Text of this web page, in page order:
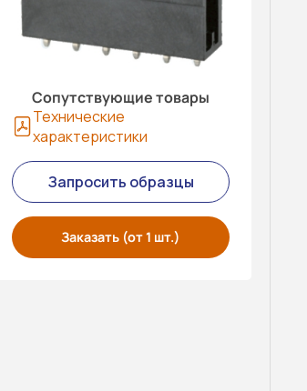
Сопутствующие товары
Технические
характеристики
Запросить образцы
Заказать (от 1 шт.)